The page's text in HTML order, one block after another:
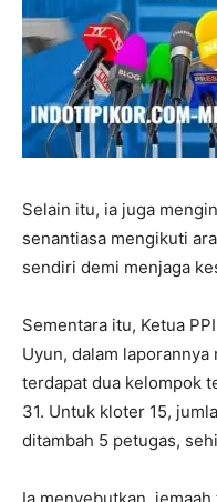
Selain itu, ia juga
senantiasa mengikuti
sendiri demi menjaga
Sementara itu, Ketua
Uyun, dalam
terdapat dua kelompok
31. Untuk kloter 15,
ditambah 5 petugas,
Ia menyebutkan,